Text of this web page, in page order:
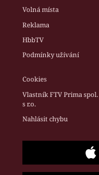
Volná místa
Reklama
HbbTV
Podmínky užívání
Cookies
Vlastník FTV Prima spol.
s r.o.
Nahlásit chybu